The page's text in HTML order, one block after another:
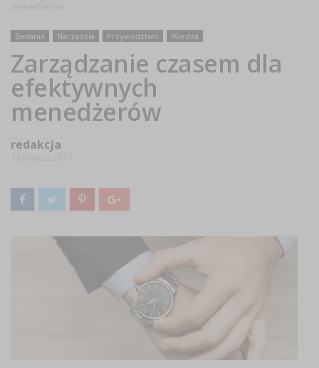
Badania Narzędzia Przywództwo Wiedza
Zarządzanie czasem dla
efektywnych
menedżerów
redakcja